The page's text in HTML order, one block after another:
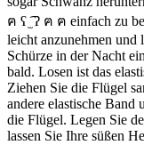
ฅ ʕ ̫͡ ʔ ฅ ฅ einfach zu
leicht anzunehmen und
Schürze in der Nacht
bald. Losen ist das
Ziehen Sie die Flügel
andere elastische Band
die Flügel. Legen Sie
lassen Sie Ihre süßen